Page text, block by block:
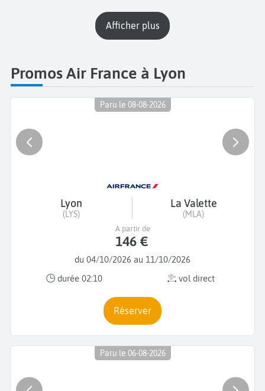
Afficher plus
Promos Air France à Lyon
Paru le 08-08-2026
Lyon
(LYS)
La Valette
(MLA)
du 04/10/2026 au 11/10/2026
durée 02:10
vol direct
A partir de
146 €
Réserver
Paru le 06-08-2026